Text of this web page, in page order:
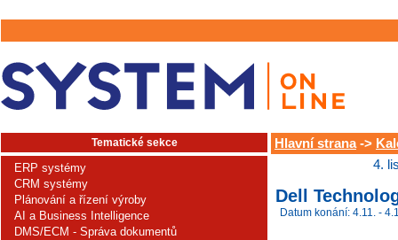
Tematické sekce
ERP systémy
CRM systémy
Plánování a řízení výroby
AI a Business Intelligence
DMS/ECM - Správa dokumentů
Hlavní strana->
4.
Dell
Datum konání: 4.11. -